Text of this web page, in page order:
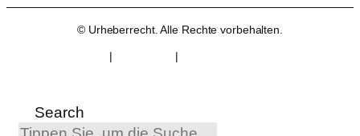
© Urheberrecht. Alle Rechte vorbehalten.
| |
Search